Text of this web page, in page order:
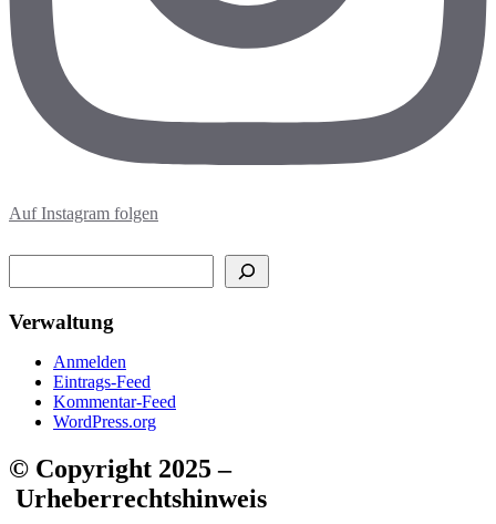
Auf Instagram folgen
Verwaltung
Anmelden
Eintrags-Feed
Kommentar-Feed
WordPress.org
© Copyright 2025 –
Urheberrechtshinweis